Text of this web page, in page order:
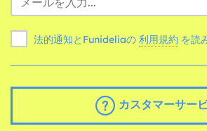
法的通知とFunideliaの 利用規約 を読
カスタマーサー